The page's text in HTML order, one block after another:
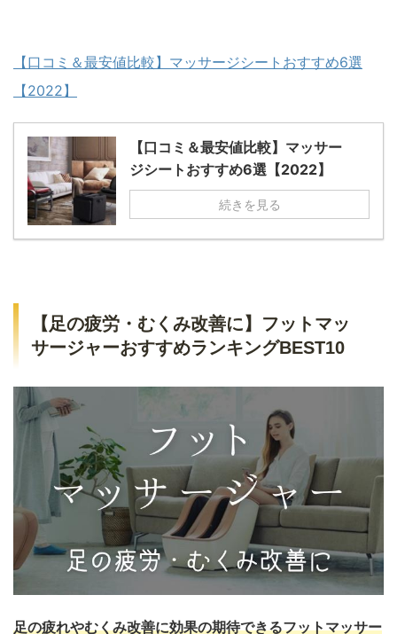
【口コミ＆最安値比較】マッサージシートおすすめ6選
【2022】
【口コミ＆最安値比較】マッサー
ジシートおすすめ6選【2022】
続きを見る
【足の疲労・むくみ改善に】フットマッ
サージャーおすすめランキングBEST10
足の疲れやむくみ改善に効果の期待できるフットマッサー